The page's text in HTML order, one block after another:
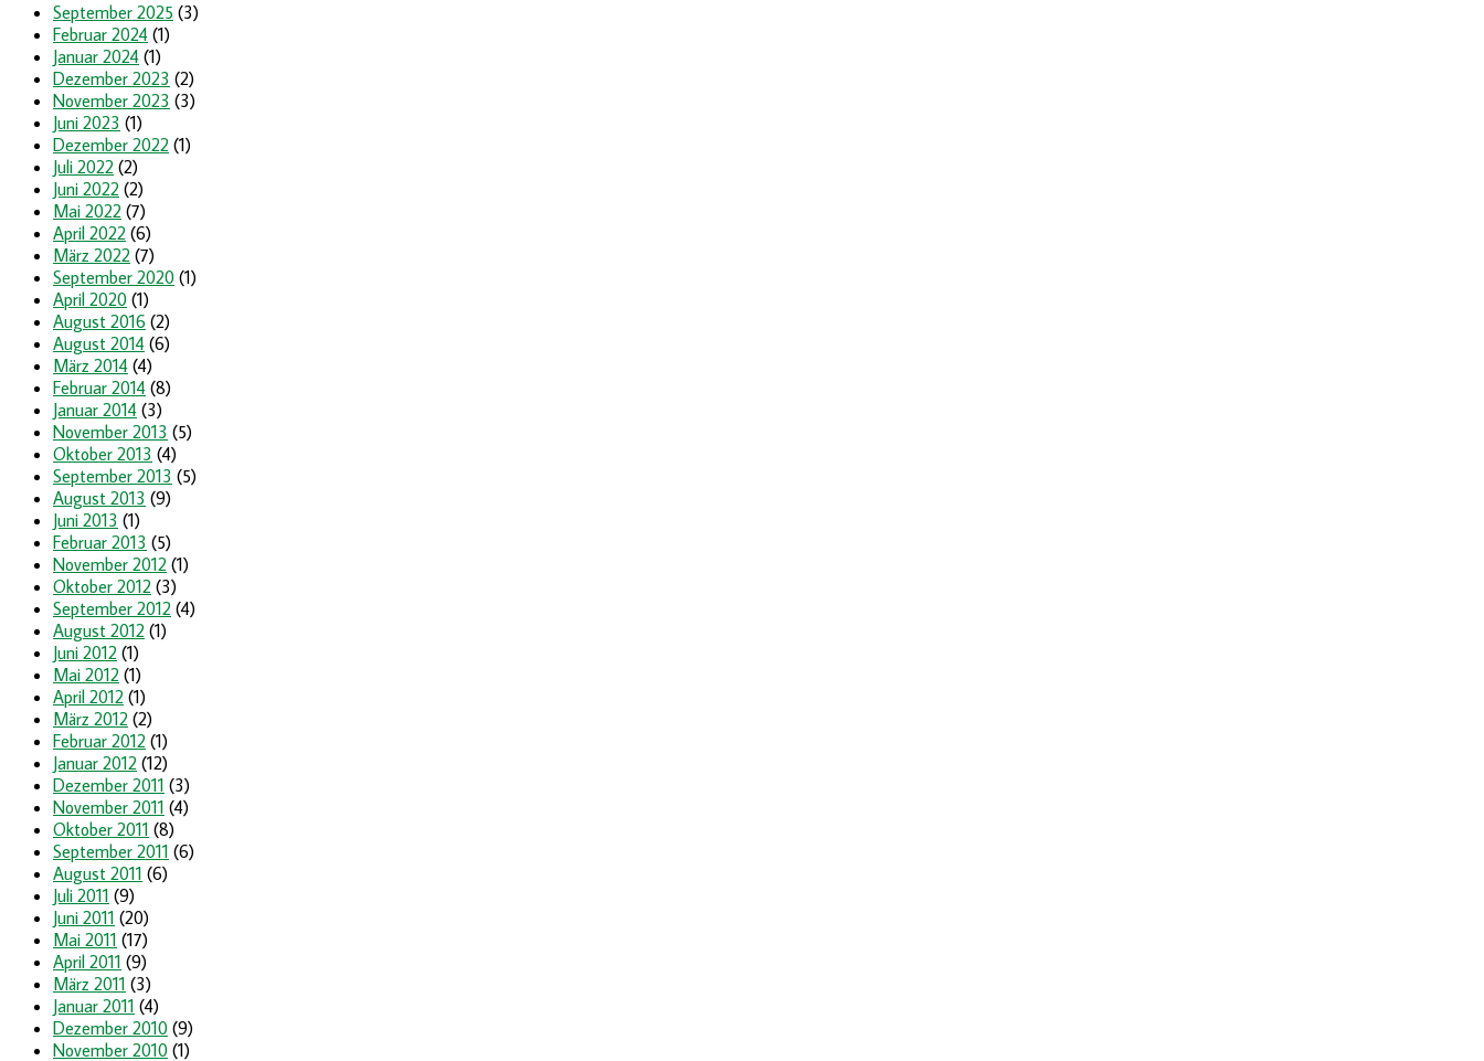
September 2025 (3)
Februar 2024 (1)
Januar 2024 (1)
Dezember 2023 (2)
November 2023 (3)
Juni 2023 (1)
Dezember 2022 (1)
Juli 2022 (2)
Juni 2022 (2)
Mai 2022 (7)
April 2022 (6)
März 2022 (7)
September 2020 (1)
April 2020 (1)
August 2016 (2)
August 2014 (6)
März 2014 (4)
Februar 2014 (8)
Januar 2014 (3)
November 2013 (5)
Oktober 2013 (4)
September 2013 (5)
August 2013 (9)
Juni 2013 (1)
Februar 2013 (5)
November 2012 (1)
Oktober 2012 (3)
September 2012 (4)
August 2012 (1)
Juni 2012 (1)
Mai 2012 (1)
April 2012 (1)
März 2012 (2)
Februar 2012 (1)
Januar 2012 (12)
Dezember 2011 (3)
November 2011 (4)
Oktober 2011 (8)
September 2011 (6)
August 2011 (6)
Juli 2011 (9)
Juni 2011 (20)
Mai 2011 (17)
April 2011 (9)
März 2011 (3)
Januar 2011 (4)
Dezember 2010 (9)
November 2010 (1)